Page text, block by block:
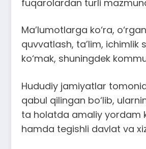
fuqarolardan turli
Ma’lumotlarga ko‘ra,
quvvatlash, ta’lim,
ko‘mak, shuningdek
Hududiy jamiyatlar
qabul qilingan bo‘lib,
ta holatda amaliy yordam
hamda tegishli davlat va